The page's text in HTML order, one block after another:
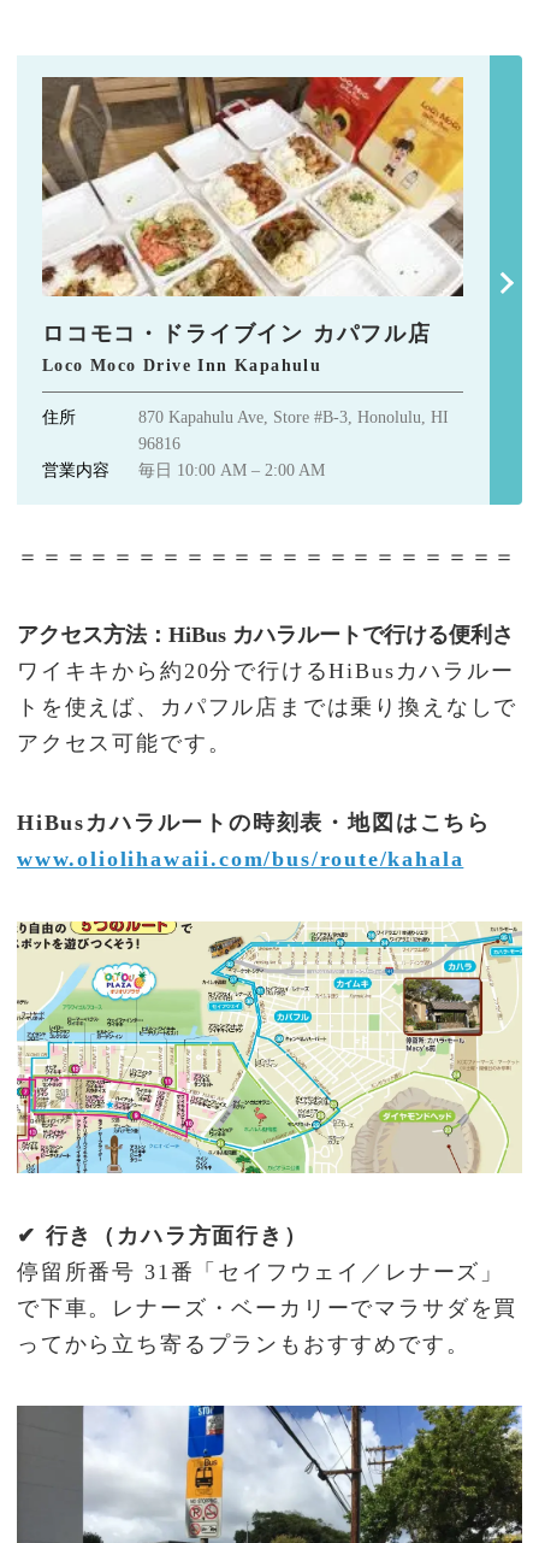
ロコモコ・ドライブイン カパフル店
Loco Moco Drive Inn Kapahulu
住所
870 Kapahulu Ave, Store #B-3, Honolulu, HI
96816
営業内容
毎日 10:00 AM – 2:00 AM
＝＝＝＝＝＝＝＝＝＝＝＝＝＝＝＝＝＝＝＝＝
アクセス方法：HiBus カハラルートで行ける便利さ
ワイキキから約20分で行けるHiBusカハラルー
トを使えば、カパフル店までは乗り換えなしで
アクセス可能です。
HiBusカハラルートの時刻表・地図はこちら
www.oliolihawaii.com/bus/route/kahala
✔ 行き（カハラ方面行き）
停留所番号 31番「セイフウェイ／レナーズ」
で下車。レナーズ・ベーカリーでマラサダを買
ってから立ち寄るプランもおすすめです。